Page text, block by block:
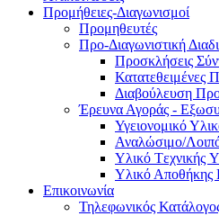
Προμήθειες-Διαγωνισμοί
Προμηθευτές
Προ-Διαγωνιστική
Προσκλήσεις
Κατατεθειμένες
Διαβούλευση
Έρευνα Αγοράς -
Υγειονομικό
Αναλώσιμο/
Υλικό Tεχνικής
Υλικό Αποθήκης
Επικοινωνία
Τηλεφωνικός